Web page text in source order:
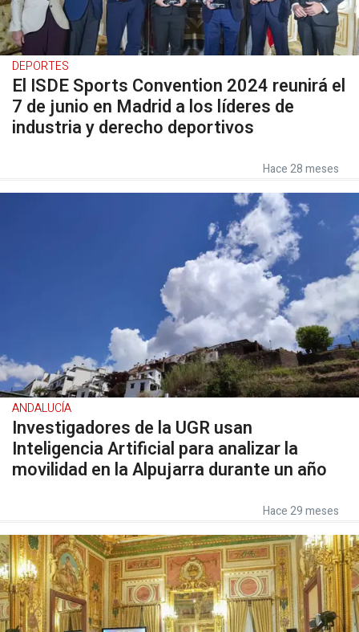
DEPORTES
El ISDE Sports Convention 2024 reunirá el
7 de junio en Madrid a los líderes de
industria y derecho deportivos
Hace 28 meses
ANDALUCÍA
Investigadores de la UGR usan
Inteligencia Artificial para analizar la
movilidad en la Alpujarra durante un año
Hace 29 meses